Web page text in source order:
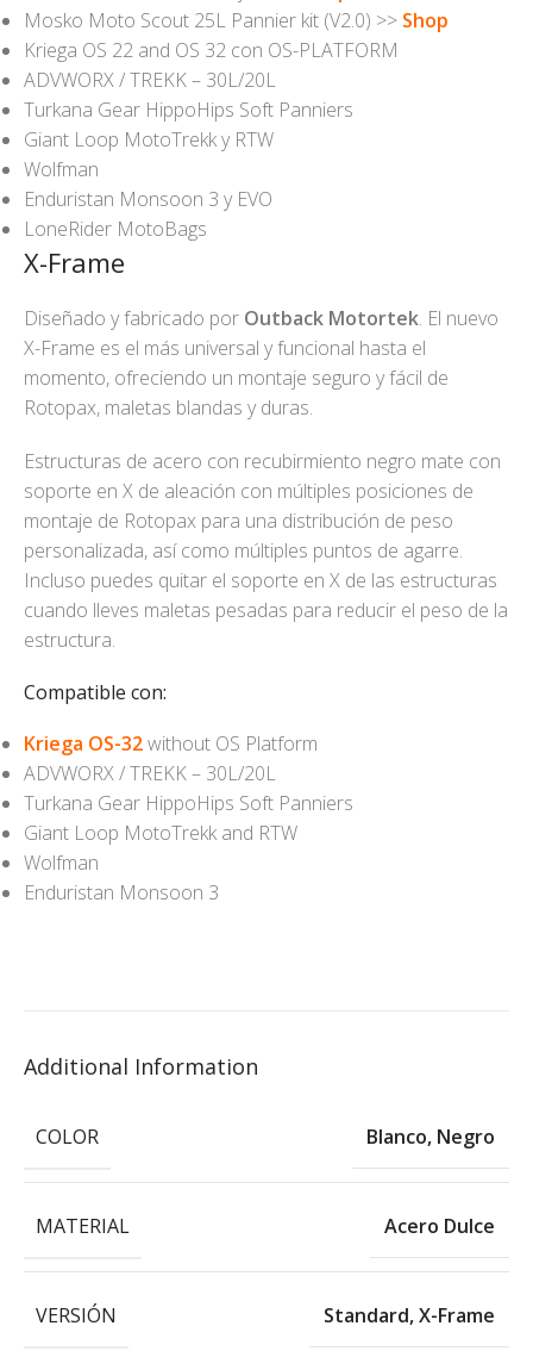
Mosko Moto Scout 25L Pannier kit (V2.0) >> Shop
Kriega OS 22 and OS 32 con OS-PLATFORM
ADVWORX / TREKK – 30L/20L
Turkana Gear HippoHips Soft Panniers
Giant Loop MotoTrekk y RTW
Wolfman
Enduristan Monsoon 3 y EVO
LoneRider MotoBags
X-Frame
Diseñado y fabricado por Outback Motortek. El nuevo
X-Frame es el más universal y funcional hasta el
momento, ofreciendo un montaje seguro y fácil de
Rotopax, maletas blandas y duras.
Estructuras de acero con recubirmiento negro mate con
soporte en X de aleación con múltiples posiciones de
montaje de Rotopax para una distribución de peso
personalizada, así como múltiples puntos de agarre.
Incluso puedes quitar el soporte en X de las estructuras
cuando lleves maletas pesadas para reducir el peso de la
estructura.
Compatible con:
Kriega OS-32without OS Platform
ADVWORX / TREKK – 30L/20L
Turkana Gear HippoHips Soft Panniers
Giant Loop MotoTrekk and RTW
Wolfman
Enduristan Monsoon 3
Additional Information
COLOR Blanco, Negro
MATERIAL Acero Dulce
VERSIÓN Standard,X-Frame